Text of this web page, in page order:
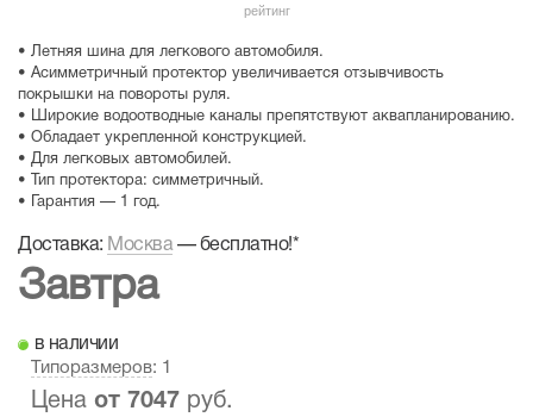
рейтинг
• Летняя шина для легкового автомобиля.
• Асимметричный протектор увеличивается отзывчивость
покрышки на повороты руля.
• Широкие водоотводные каналы препятствуют аквапланированию.
• Обладает укрепленной конструкцией.
• Для легковых автомобилей.
• Тип протектора: симметричный.
• Гарантия — 1 год.
Доставка: Москва— бесплатно!*
Завтра
в наличии
Типоразмеров: 1
Цена от 7047 руб.